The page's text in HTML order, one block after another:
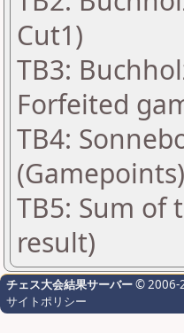
Cut1)
TB3:
Forfeited
TB4:
(Gamepoints)
TB5: Sum
result)
チェス大会結果サーバー© 2006-
サイトポリシー